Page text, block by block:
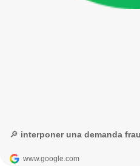
www.google.com